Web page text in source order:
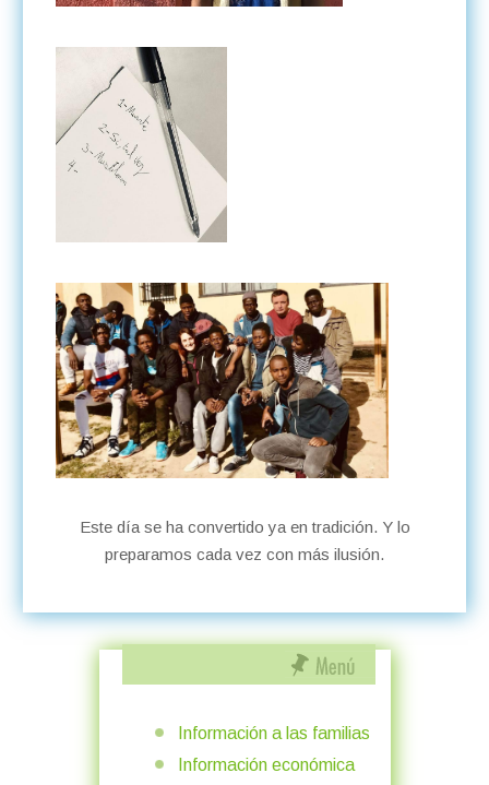
Este día se ha convertido ya en tradición. Y lo
preparamos cada vez con más ilusión.
Información a las familias
Información económica